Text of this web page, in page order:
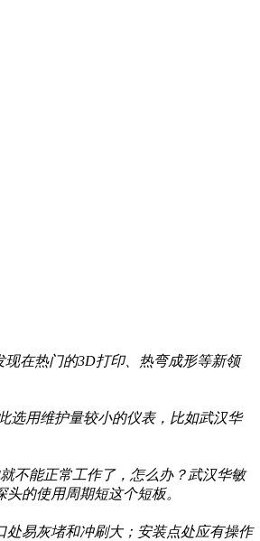
在热门的3D打印、热弯成形等新领
选用维护量较小的仪表，比如武汉华
能正常工作了，怎么办？武汉华敏
使用周期短这个短板。
易灰堵和冲刷大；安装点处应有操作